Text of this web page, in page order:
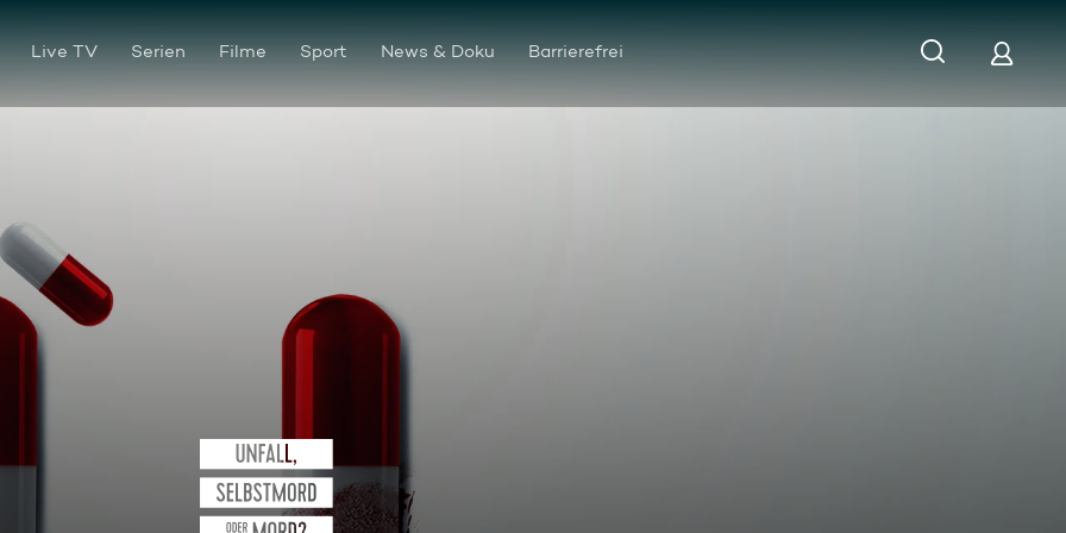
Live TV Serien Filme Sport News & Doku Barrierefrei
Sturz ins Verderben